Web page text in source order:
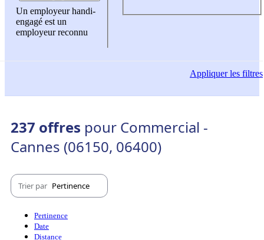
Un employeur handi-
engagé est un
employeur reconnu
Appliquerles filtres
237 offres pour Commercial -
Cannes (06150, 06400)
Trier par Pertinence
Pertinence
Date
Distance